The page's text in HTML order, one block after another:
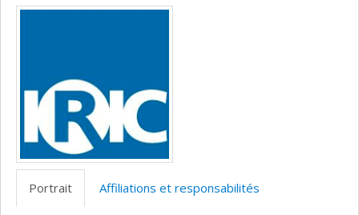
de
recherche
Médias
Portrait Affiliations et responsabilités